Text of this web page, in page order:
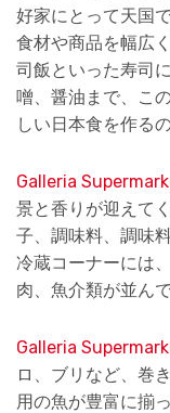
好家にとって天国
食材や商品を幅広
司飯といった寿司
噌、醤油まで、こ
しい日本食を作る
Galleria
景と香りが迎えて
子、調味料、調味
冷蔵コーナーには
肉、魚介類が並んで
Galleria
ロ、ブリなど、巻
用の魚が豊富に揃